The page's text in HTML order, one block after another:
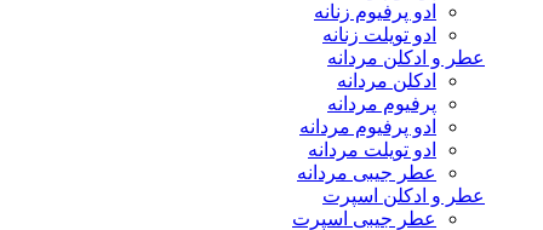
ادو پرفیوم زنانه
ادو تویلت زنانه
عطر و ادکلن مردانه
ادکلن مردانه
پرفیوم مردانه
ادو پرفیوم مردانه
ادو تویلت مردانه
عطر جیبی مردانه
عطر و ادکلن اسپرت
عطر جیبی اسپرت